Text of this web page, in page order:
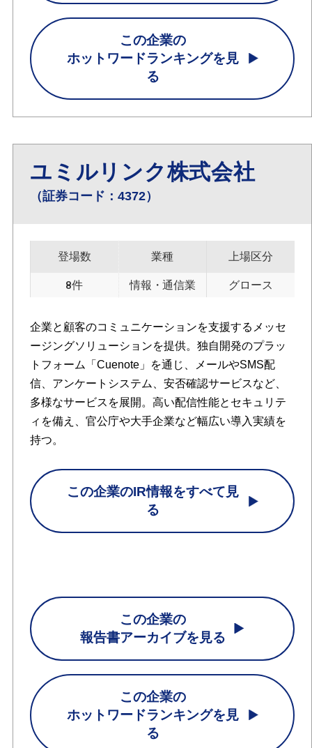
この企業の
ホットワードランキングを見
る
ユミルリンク株式会社
（証券コード：4372）
登場数
8件
業種
情報・通信業
上場区分
グロース
企業と顧客のコミュニケーションを支援するメッセ
ージングソリューションを提供。独自開発のプラッ
トフォーム「Cuenote」を通じ、メールやSMS配
信、アンケートシステム、安否確認サービスなど、
多様なサービスを展開。高い配信性能とセキュリテ
ィを備え、官公庁や大手企業など幅広い導入実績を
持つ。
この企業のIR情報をすべて見
る
この企業の
報告書アーカイブを見る
この企業の
ホットワードランキングを見
る